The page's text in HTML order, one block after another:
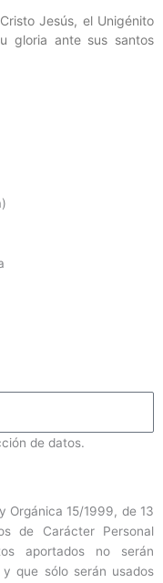
Jesús, el Unigénito
gloria ante sus santos
de datos.
Orgánica 15/1999, de 13
de Carácter Personal
aportados no serán
que sólo serán usados